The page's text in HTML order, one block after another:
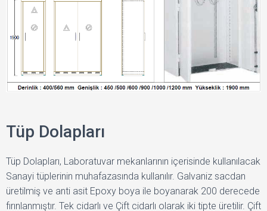
Tüp Dolapları
Tüp Dolapları, Laboratuvar mekanlarının içerisinde kullanılacak
Sanayi tüplerinin muhafazasında kullanılır. Galvaniz sacdan
üretilmiş ve anti asit Epoxy boya ile boyanarak 200 derecede
fırınlanmıştır. Tek cidarlı ve Çift cidarlı olarak iki tipte üretilir. Çift